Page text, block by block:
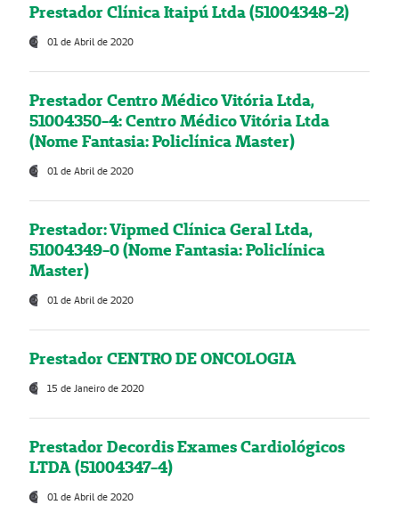
Prestador Clínica Itaipú Ltda (51004348-2)
01 de Abril de 2020
Prestador Centro Médico Vitória Ltda,
51004350-4: Centro Médico Vitória Ltda
(Nome Fantasia: Policlínica Master)
01 de Abril de 2020
Prestador: Vipmed Clínica Geral Ltda,
51004349-0 (Nome Fantasia: Policlínica
Master)
01 de Abril de 2020
Prestador CENTRO DE ONCOLOGIA
15 de Janeiro de 2020
Prestador Decordis Exames Cardiológicos
LTDA (51004347-4)
01 de Abril de 2020